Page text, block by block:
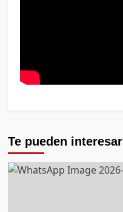
Te pueden interesar